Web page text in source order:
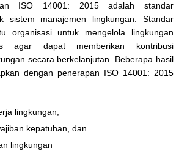
ISO 14001: 2015 adalah standar
sistem manajemen lingkungan. Standar
organisasi untuk mengelola lingkungan
agar dapat memberikan kontribusi
secara berkelanjutan. Beberapa hasil
dengan penerapan ISO 14001: 2015
lingkungan,
kepatuhan, dan
lingkungan